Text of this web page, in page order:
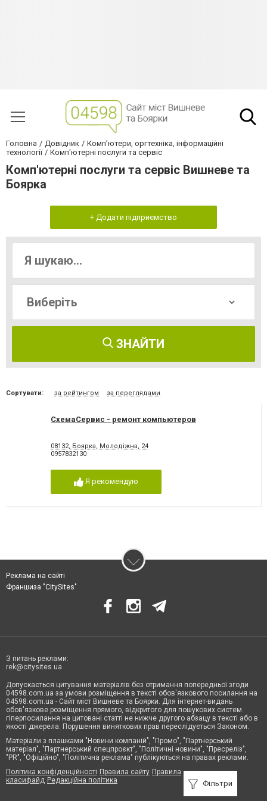
Головна Довідник
Комп’ютери, оргтехніка, інформаційні
технології
Комп'ютерні послуги та сервіс
Комп'ютерні послуги та сервіс Вишневе та
Боярка
+ Додати підприємство
ЗНАЙТИ
Сортувати: за рейтингом за переглядами
СхемаСервис - ремонт компьютеров
08132, Боярка, Молодіжна, 24
0957832130
Я рекомендую
Фільтри
Реклама на сайті
Франшиза "CitySites"
З питань реклами:
rek@citysites.ua
Допускається цитування матеріалів без отримання попередньої згоди
04598.com.ua за умови розміщення в тексті обов'язкового посилання на
04598.com.ua - Сайт міст Вишневе та Боярки. Для інтернет-видань
обов'язкове розміщення прямого, відкритого для пошукових систем
гіперпосилання на цитовані статті не нижче другого абзацу в тексті або в
якості джерела. Порушення виняткових прав переслідується Законом.
Матеріали з плашками "Новини компаній", "Промо", "Партнерський
матеріал", "Партнерський спецпроєкт", "Політичні новини", "Пресреліз",
"PR", "Офіційно", "Політична реклама" публікуються на правах реклами.
Політика конфіденційності Правила сайту Правила
класифайд Редакційна політика